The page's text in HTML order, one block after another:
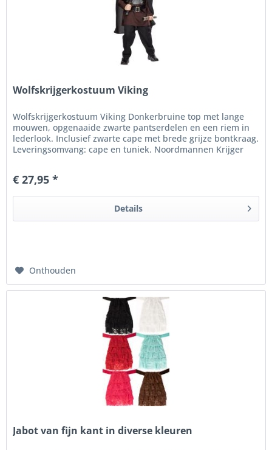
Wolfskrijgerkostuum Viking
Wolfskrijgerkostuum Viking Donkerbruine top met lange
mouwen, opgenaaide zwarte pantserdelen en een riem in
lederlook. Inclusief zwarte cape met brede grijze bontkraag.
Leveringsomvang: cape en tuniek. Noordmannen Krijger
€ 27,95 *
Details
Onthouden
Jabot van fijn kant in diverse kleuren